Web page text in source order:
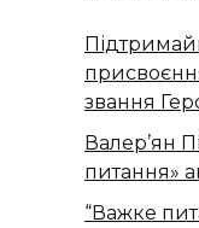
звання
Валер’ян
питання»
“Важке